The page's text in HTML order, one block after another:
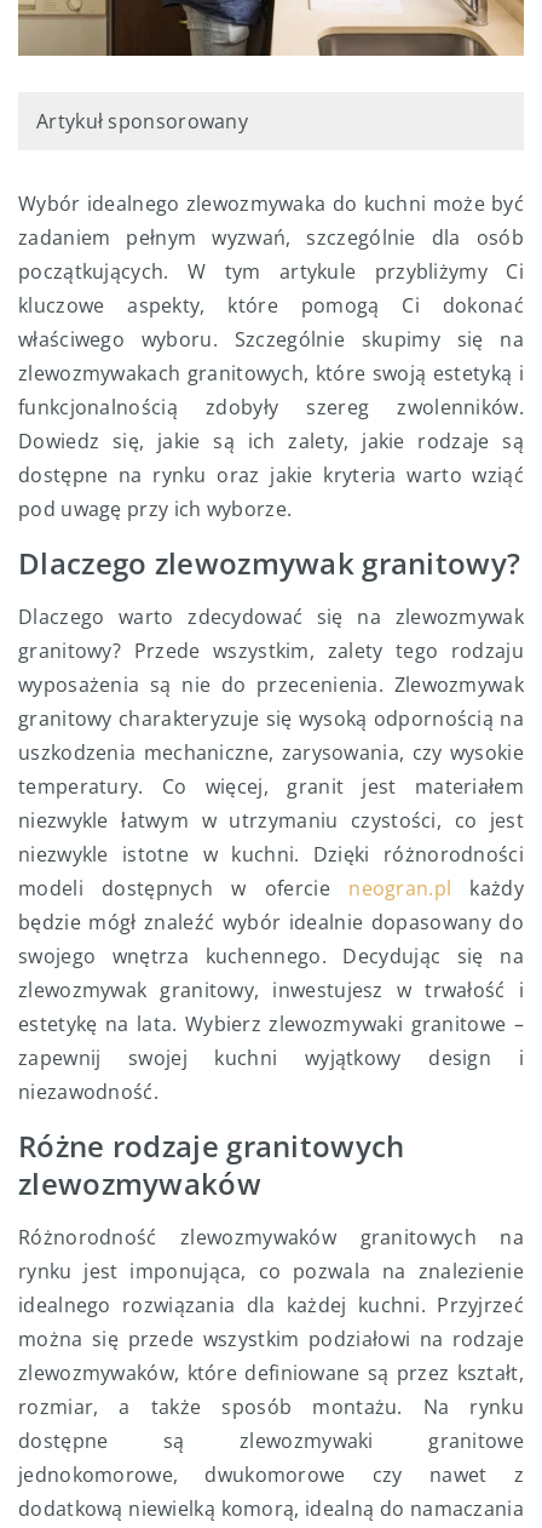
Artykuł sponsorowany
Wybór idealnego zlewozmywaka do kuchni może być
zadaniem pełnym wyzwań, szczególnie dla osób
początkujących. W tym artykule przybliżymy Ci
kluczowe aspekty, które pomogą Ci dokonać
właściwego wyboru. Szczególnie skupimy się na
zlewozmywakach granitowych, które swoją estetyką i
funkcjonalnością zdobyły szereg zwolenników.
Dowiedz się, jakie są ich zalety, jakie rodzaje są
dostępne na rynku oraz jakie kryteria warto wziąć
pod uwagę przy ich wyborze.
Dlaczego zlewozmywak granitowy?
Dlaczego warto zdecydować się na zlewozmywak
granitowy? Przede wszystkim, zalety tego rodzaju
wyposażenia są nie do przecenienia. Zlewozmywak
granitowy charakteryzuje się wysoką odpornością na
uszkodzenia mechaniczne, zarysowania, czy wysokie
temperatury. Co więcej, granit jest materiałem
niezwykle łatwym w utrzymaniu czystości, co jest
niezwykle istotne w kuchni. Dzięki różnorodności
modeli dostępnych w ofercie neogran.pl każdy
będzie mógł znaleźć wybór idealnie dopasowany do
swojego wnętrza kuchennego. Decydując się na
zlewozmywak granitowy, inwestujesz w trwałość i
estetykę na lata. Wybierz zlewozmywaki granitowe –
zapewnij swojej kuchni wyjątkowy design i
niezawodność.
Różne rodzaje granitowych
zlewozmywaków
Różnorodność zlewozmywaków granitowych na
rynku jest imponująca, co pozwala na znalezienie
idealnego rozwiązania dla każdej kuchni. Przyjrzeć
można się przede wszystkim podziałowi na rodzaje
zlewozmywaków, które definiowane są przez kształt,
rozmiar, a także sposób montażu. Na rynku
dostępne są zlewozmywaki granitowe
jednokomorowe, dwukomorowe czy nawet z
dodatkową niewielką komorą, idealną do namaczania